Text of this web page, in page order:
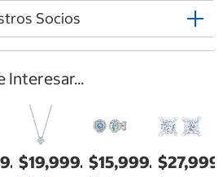
Socios
Interesar...
$19,999.00$15,999.00